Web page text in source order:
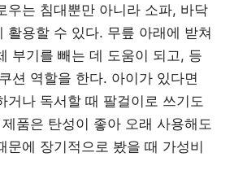
우는 침대뿐만 아니라 소파, 바닥
활용할 수 있다. 무릎 아래에 받쳐
부기를 빼는 데 도움이 되고, 등
션 역할을 한다. 아이가 있다면
거나 독서할 때 팔걸이로 쓰기도
품은 탄성이 좋아 오래 사용해도
문에 장기적으로 봤을 때 가성비